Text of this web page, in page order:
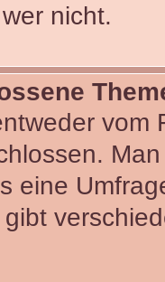
nicht.
vom
eine